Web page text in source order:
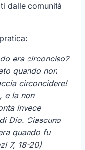
dalle comunità
era circonciso?
quando non
circoncidere!
e la non
invece
Dio. Ciascuno
quando fu
7, 18-20)